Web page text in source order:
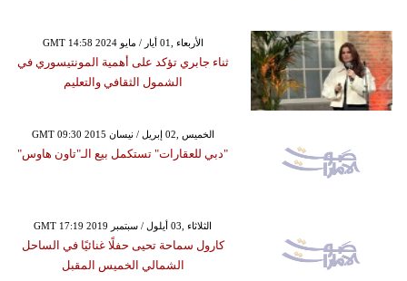
GMT 14:58 2024 الأربعاء ,01 أيار / مايو
ثناء جابري تؤكد على أهمية المونتيسوري في
الشمول الثقافي والتعليم
GMT 09:30 2015 الخميس ,02 إبريل / نيسان
"دبي للعقارات" تستكمل بيع الـ"تاون هاوس"
GMT 17:19 2019 الثلاثاء ,03 أيلول / سبتمبر
كارول سماحة تحيى حفلًا غنائيًا في الساحل
الشمالي الخميس المقبل